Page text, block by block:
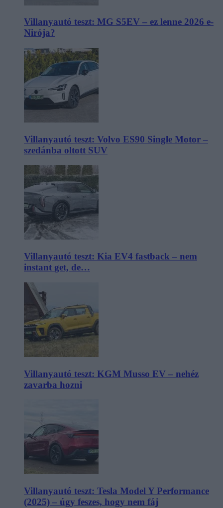
Villanyautó teszt: MG S5EV – ez lenne 2026 e-
Nirója?
Villanyautó teszt: Volvo ES90 Single Motor –
szedánba oltott SUV
Villanyautó teszt: Kia EV4 fastback – nem
instant get, de…
Villanyautó teszt: KGM Musso EV – nehéz
zavarba hozni
Villanyautó teszt: Tesla Model Y Performance
(2025) – úgy feszes, hogy nem fáj